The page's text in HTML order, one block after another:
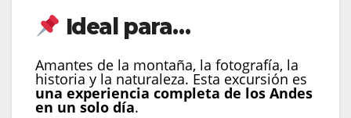
Ideal para…
Amantes de la montaña, la fotografía, la
historia y la naturaleza. Esta excursión es
una experiencia completa de los Andes
en un solo día.